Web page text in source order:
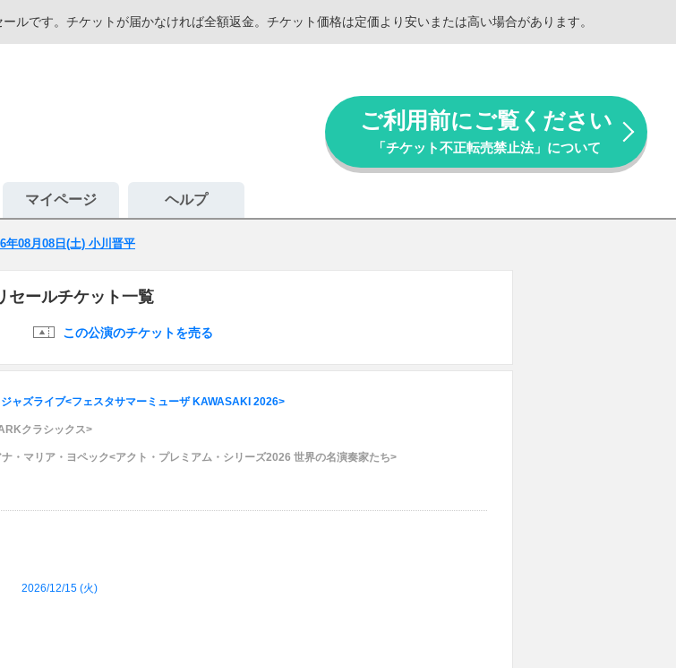
です。チケットが届かなければ全額返金。チケット価格は定価より安いまたは高い場合があります。
ご利用前にご覧ください
「チケット不正転売禁止法」について
マイページ ヘルプ
年08月08日(土) 小川晋平
セールチケット一覧
この公演のチケットを売る
ャズライブ<フェスタサマーミューザ KAWASAKI 2026>
クラシックス>
・マリア・ヨペック<アクト・プレミアム・シリーズ2026 世界の名演奏家たち>
2026/12/15 (火)